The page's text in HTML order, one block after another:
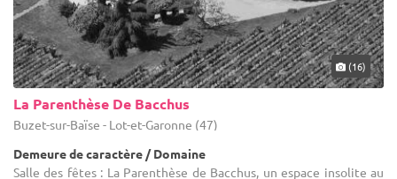
(16)
La Parenthèse De Bacchus
Buzet-sur-Baïse - Lot-et-Garonne (47)
Demeure de caractère / Domaine
Salle des fêtes : La Parenthèse de Bacchus, un espace insolite au